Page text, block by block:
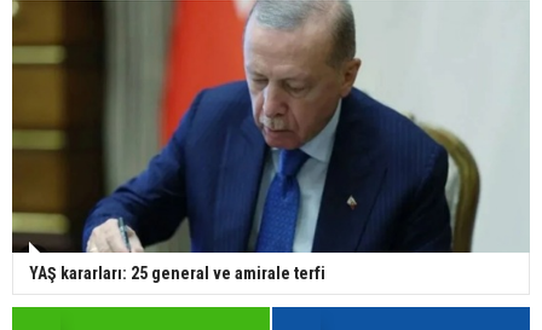
YAŞ kararları: 25 general ve amirale terfi